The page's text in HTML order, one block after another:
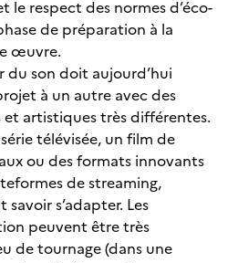
le respect des normes d’éco-
de préparation à la
œuvre.
du son doit aujourd’hui
à un autre avec des
artistiques très différentes.
télévisée, un film de
ou des formats innovants
de streaming,
s’adapter. Les
peuvent être très
de tournage (dans une